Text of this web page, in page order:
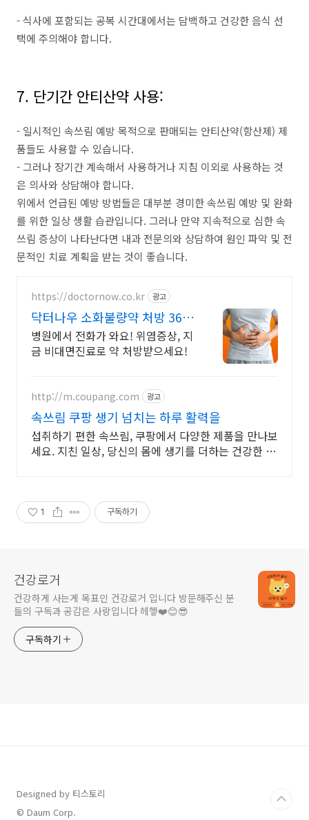
- 식사에 포함되는 공복 시간대에서는 담백하고 건강한 음식 선
택에 주의해야 합니다.
7. 단기간 안티산약 사용:
- 일시적인 속쓰림 예방 목적으로 판매되는 안티산약(항산제) 제
품들도 사용할 수 있습니다.
- 그러나 장기간 계속해서 사용하거나 지침 이외로 사용하는 것
은 의사와 상담해야 합니다.
위에서 언급된 예방 방법들은 대부분 경미한 속쓰림 예방 및 완화
를 위한 일상 생활 습관입니다. 그러나 만약 지속적으로 심한 속
쓰림 증상이 나타난다면 내과 전문의와 상담하여 원인 파악 및 전
문적인 치료 계획을 받는 것이 좋습니다.
https://doctornow.co.kr 광고
닥터나우 소화불량약 처방 365
일 24시간 진료가능
병원에서 전화가 와요! 위염증상, 지
금 비대면진료로 약 처방받으세요!
http://m.coupang.com 광고
속쓰림 쿠팡 생기 넘치는 하루 활력을
섭취하기 편한 속쓰림, 쿠팡에서 다양한 제품을 만나보
세요. 지친 일상, 당신의 몸에 생기를 더하는 건강한 선
1 구독하기
건강로거
건강하게 사는게 목표인 건강로거 입니다 방문해주신 분
들의 구독과 공감은 사랑입니다 헤헿❤️😊😎
구독하기
Designed by 티스토리
© Daum Corp.